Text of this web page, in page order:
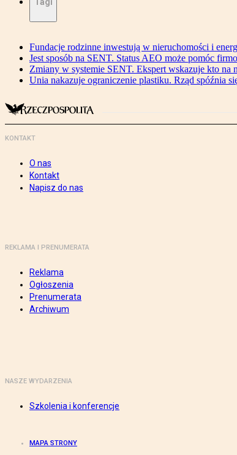
Fundacje rodzinne inwestują w nieruchomości i
Jest sposób na SENT. Status AEO może pomóc
Zmiany w systemie SENT. Ekspert wskazuje kto na
Unia nakazuje ograniczenie plastiku. Rząd spóźnia
KONTAKT
O nas
Kontakt
Napisz do nas
REKLAMA I PRENUMERATA
Reklama
Ogłoszenia
Prenumerata
Archiwum
NASZE WYDARZENIA
Szkolenia i konferencje
MAPA STRONY